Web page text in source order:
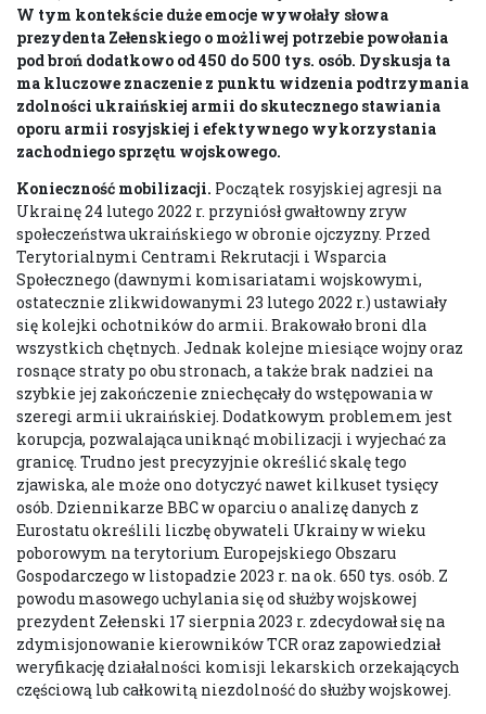
W tym kontekście duże emocje wywołały słowa
prezydenta Zełenskiego o możliwej potrzebie powołania
pod broń dodatkowo od 450 do 500 tys. osób. Dyskusja ta
ma kluczowe znaczenie z punktu widzenia podtrzymania
zdolności ukraińskiej armii do skutecznego stawiania
oporu armii rosyjskiej i efektywnego wykorzystania
zachodniego sprzętu wojskowego.
Konieczność mobilizacji. Początek rosyjskiej agresji na
Ukrainę 24 lutego 2022 r. przyniósł gwałtowny zryw
społeczeństwa ukraińskiego w obronie ojczyzny. Przed
Terytorialnymi Centrami Rekrutacji i Wsparcia
Społecznego (dawnymi komisariatami wojskowymi,
ostatecznie zlikwidowanymi 23 lutego 2022 r.) ustawiały
się kolejki ochotników do armii. Brakowało broni dla
wszystkich chętnych. Jednak kolejne miesiące wojny oraz
rosnące straty po obu stronach, a także brak nadziei na
szybkie jej zakończenie zniechęcały do wstępowania w
szeregi armii ukraińskiej. Dodatkowym problemem jest
korupcja, pozwalająca uniknąć mobilizacji i wyjechać za
granicę. Trudno jest precyzyjnie określić skalę tego
zjawiska, ale może ono dotyczyć nawet kilkuset tysięcy
osób. Dziennikarze BBC w oparciu o analizę danych z
Eurostatu określili liczbę obywateli Ukrainy w wieku
poborowym na terytorium Europejskiego Obszaru
Gospodarczego w listopadzie 2023 r. na ok. 650 tys. osób. Z
powodu masowego uchylania się od służby wojskowej
prezydent Zełenski 17 sierpnia 2023 r. zdecydował się na
zdymisjonowanie kierowników TCR oraz zapowiedział
weryfikację działalności komisji lekarskich orzekających
częściową lub całkowitą niezdolność do służby wojskowej.